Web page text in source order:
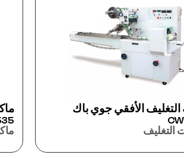
ماكينة التغليف الأفقي جوي باك
JE535
ماكينات التغليف